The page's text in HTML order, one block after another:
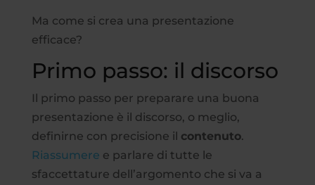
Ma come si crea una presentazione
efficace?
Primo passo: il discorso
Il primo passo per preparare una buona
presentazione è il discorso, o meglio,
definirne con precisione il contenuto.
Riassumere e parlare di tutte le
sfaccettature dell’argomento che si va a